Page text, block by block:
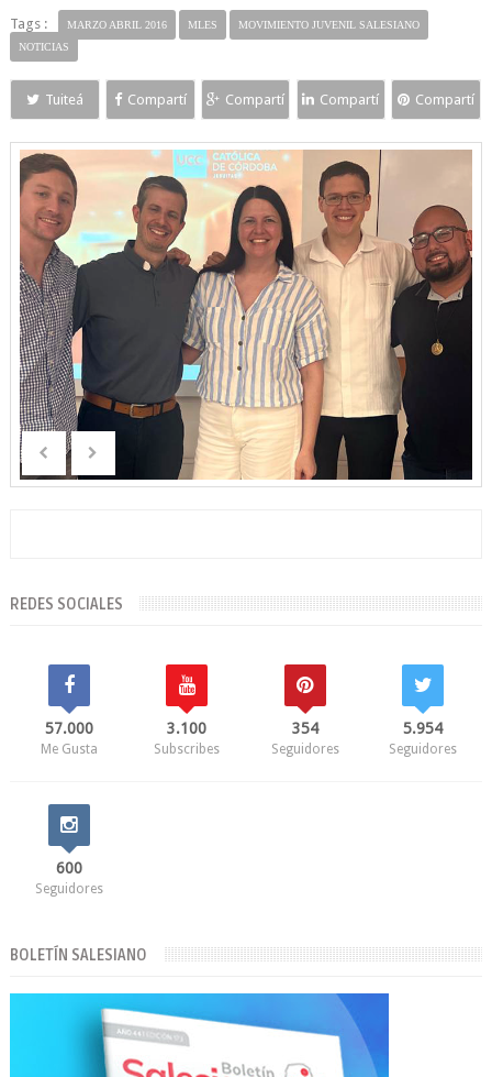
Tags : MARZO ABRIL 2016 MLES
MOVIMIENTO JUVENIL SALESIANO
NOTICIAS
Tuiteá Compartí Compartí Compartí Compartí
REDES SOCIALES
57.000
Me Gusta
3.100
Subscribes
354
Seguidores
5.954
Seguidores
600
Seguidores
BOLETÍN SALESIANO